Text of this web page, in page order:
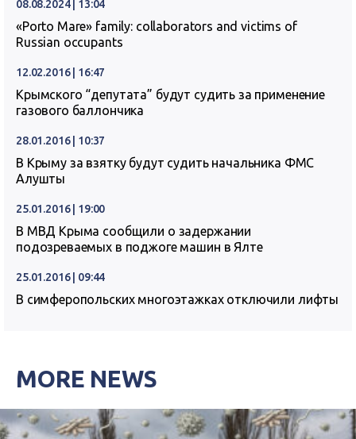
08.08.2024 | 13:04
«Porto Mare» family: collaborators and victims of
Russian occupants
12.02.2016 | 16:47
Крымского “депутата” будут судить за применение
газового баллончика
28.01.2016 | 10:37
В Крыму за взятку будут судить начальника ФМС
Алушты
25.01.2016 | 19:00
В МВД Крыма сообщили о задержании
подозреваемых в поджоге машин в Ялте
25.01.2016 | 09:44
В симферопольских многоэтажках отключили лифты
MORE NEWS